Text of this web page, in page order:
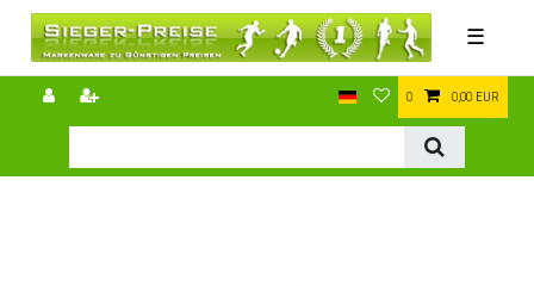
☰
0 0,00 EUR